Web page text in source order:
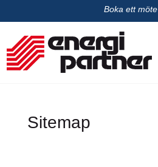
Boka ett möte
Sitemap